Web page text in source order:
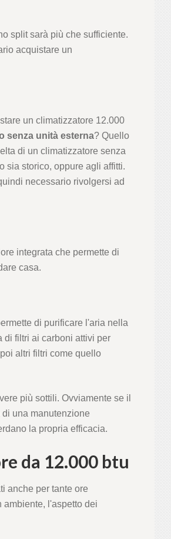
split sarà più che sufficiente.
acquistare un
un climatizzatore 12.000
senza unità esterna? Quello
di un climatizzatore senza
sia storico, oppure agli affitti.
necessario rivolgersi ad
integrata che permette di
casa.
di purificare l'aria nella
di filtri ai carboni attivi per
altri filtri come quello
più sottili. Ovviamente se il
una manutenzione
la propria efficacia.
da 12.000 btu
anche per tante ore
ambiente, l'aspetto dei